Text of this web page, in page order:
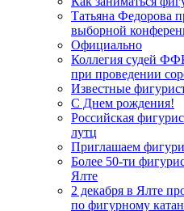
Татьяна Федорова
выборной
Официально
Коллегия судей
при проведении
Известные
С Днем рождения!
Российская
лутц
Приглашаем
Более 50-ти
Ялте
2 декабря в Ялте
по фигурному